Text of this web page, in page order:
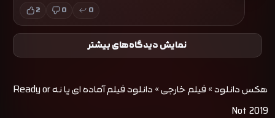
2 0 0
نمایش دیدگاه‌های بیشتر
هکس دانلود»فیلم خارجی»
دانلود فیلم آماده ای یا نه Ready or
Not 2019